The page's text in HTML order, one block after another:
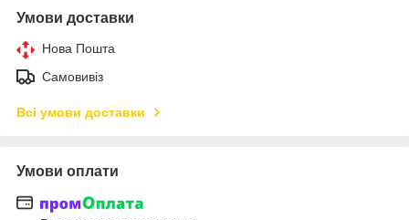
Умови доставки
Нова Пошта
Самовивіз
Всі умови доставки
Умови оплати